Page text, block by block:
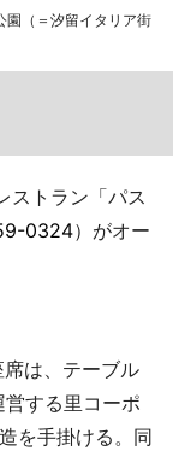
園（＝汐留イタリア街
ストラン「パス
0324）がオー
は、テーブル
する里コーポ
を手掛ける。同